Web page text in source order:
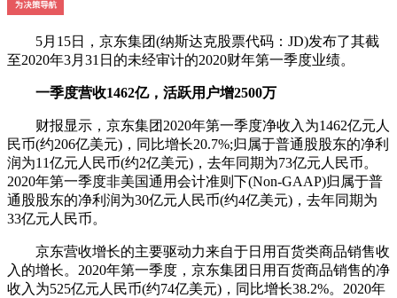
5月15日，京东集团(纳斯达克股票代码：JD)发布了其截
至2020年3月31日的未经审计的2020财年第一季度业绩。
一季度营收1462亿，活跃用户增2500万
财报显示，京东集团2020年第一季度净收入为1462亿元人
民币(约206亿美元)，同比增长20.7%;归属于普通股股东的净利
润为11亿元人民币(约2亿美元)，去年同期为73亿元人民币。
2020年第一季度非美国通用会计准则下(Non-GAAP)归属于普
通股股东的净利润为30亿元人民币(约4亿美元)，去年同期为
33亿元人民币。
京东营收增长的主要驱动力来自于日用百货类商品销售收
入的增长。2020年第一季度，京东集团日用百货商品销售的净
收入为525亿元人民币(约74亿美元)，同比增长38.2%。2020年